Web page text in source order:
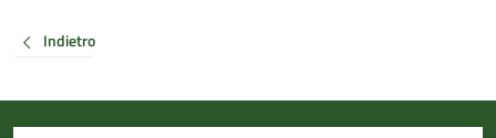
Indietro